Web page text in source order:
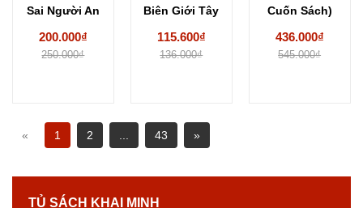
Sai Người An
200.000₫
250.000₫
Biên Giới Tây
115.600₫
136.000₫
Cuốn Sách)
436.000₫
545.000₫
« 1 2 43 »
TỦ SÁCH KHAI MINH